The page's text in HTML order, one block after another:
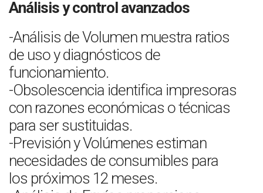
Análisis y control avanzados
-Análisis de Volumen muestra ratios
de uso y diagnósticos de
funcionamiento.
-Obsolescencia identifica impresoras
con razones económicas o técnicas
para ser sustituidas.
-Previsión y Volúmenes estiman
necesidades de consumibles para
los próximos 12 meses.